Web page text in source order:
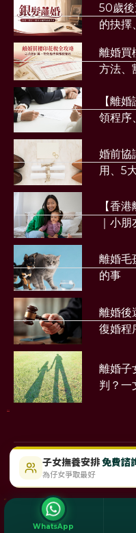
$488
即
子女撫養安排免費諮
為仔女爭取最好
WhatsApp
50歲
的抉擇
離婚買
方法、
【離
領程序
婚前協
用、5
【香
｜小
離婚毛
的事
離婚後
復婚程
離婚子
判？一
©2023 Sunmood